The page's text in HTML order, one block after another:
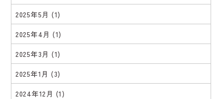
2025年5月 (1)
2025年4月 (1)
2025年3月 (1)
2025年1月 (3)
2024年12月 (1)